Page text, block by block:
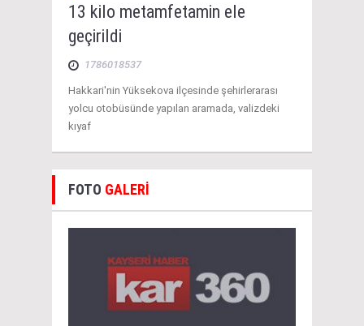
13 kilo metamfetamin ele
geçirildi
1786018537
Hakkari'nin Yüksekova ilçesinde şehirlerarası
yolcu otobüsünde yapılan aramada, valizdeki
kıyaf
FOTO GALERİ